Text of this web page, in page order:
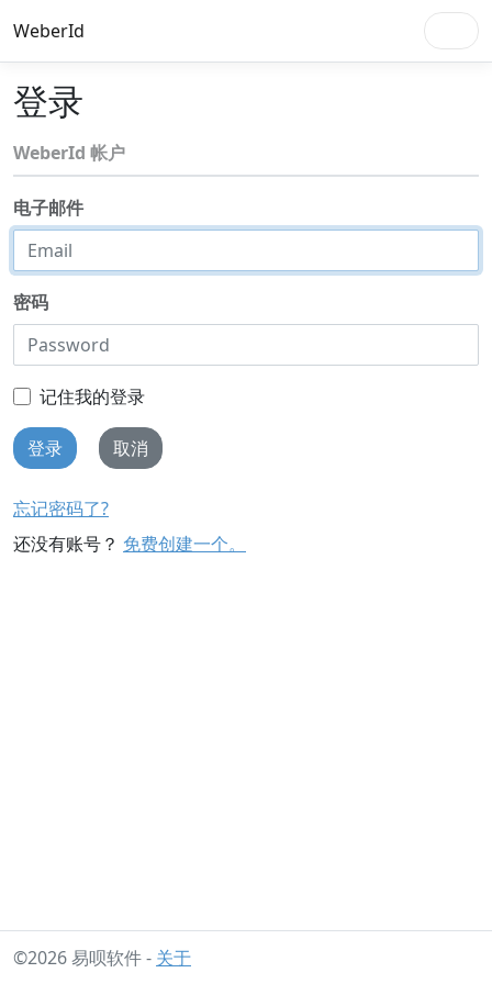
WeberId
登录
WeberId 帐户
电子邮件
密码
记住我的登录
登录 取消
忘记密码了?
还没有账号？ 免费创建一个。
©2026 易呗软件 - 关于